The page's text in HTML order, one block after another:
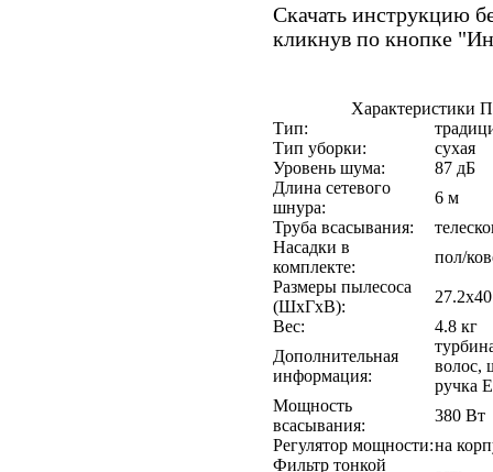
Скачать инструкцию
кликнув по кнопке
Характеристики
Тип:
Тип уборки:
сухая
Уровень шума:
87 дБ
Длина сетевого
шнура:
6 м
Труба всасывания:
Насадки в
комплекте:
пол/
Размеры пылесоса
(ШxГxВ):
Вес:
4.8 кг
Дополнительная
информация:
волос,
ручка
Мощность
всасывания:
380 Вт
Регулятор мощности:на
Фильтр тонкой